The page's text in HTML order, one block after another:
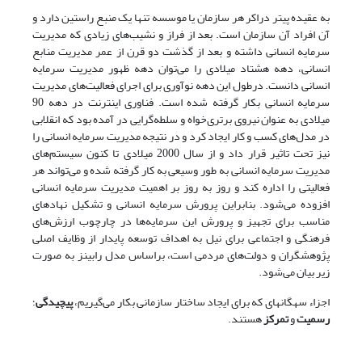
به عقیده پیتر دراکر هر سازمان یا موسسه تنها یک منبع راستین دارد و
آن افراد آن سازمان است. بعد از فراز و نشیب‌های زیادی که مدیریت
سرمایه انسانی داشته و بعد از گذشت دو قرن از عمر مدیریت منابع
انسانی، دهه هشتاد میلادی را می‌توان دهه ظهور مدیریت سرمایه
انسانی دانست. درطول این دهه نوآوری برای اجرای فعالیت‌های مدیریت
سرمایه انسانی بکار گرفته شده است. فناوری اینترنت در دهه 90
میلادی به عنوان نیروی برتری‌خواه و سلطه‌گرایی در آمده بود که انقلابی
در مدل‌های کسب و کار ایجاد کرد و در نتیجه مدیریت سرمایه انسانی را
نیز تحت تاثیر قرار داد و از سال 2000 میلادی تا کنون سیستم‌های
مدیریت سرمایه انسانی به طور وسیعی به کار گرفته شده و می‌تواند هر
فعالیتی را اداره کند و روز به روز بر اهمیت مدیریت سرمایه انسانی
افزوده می‌شود. بنابراین پرورش سرمایه انسانی و تشکیل نهادهای
مناسب برای تجهیز و پرورش این سرمایه‌ها در چارچوب ارزش‌های
فرهنگی و اجتماعی برای نیل به اهداف توسعه پایدار از وظایف اصلی
پژوهشگران و دولت‌های مردمی است، براساس مدل رابینز به صورت
زیر بیان می‌شود.
اجزاء سه­گانه­ای که برای ایجاد ساختار سازمانی بکار می‌گیریم،پیچیدگی؛
رسمیتوتمرکزهستند.